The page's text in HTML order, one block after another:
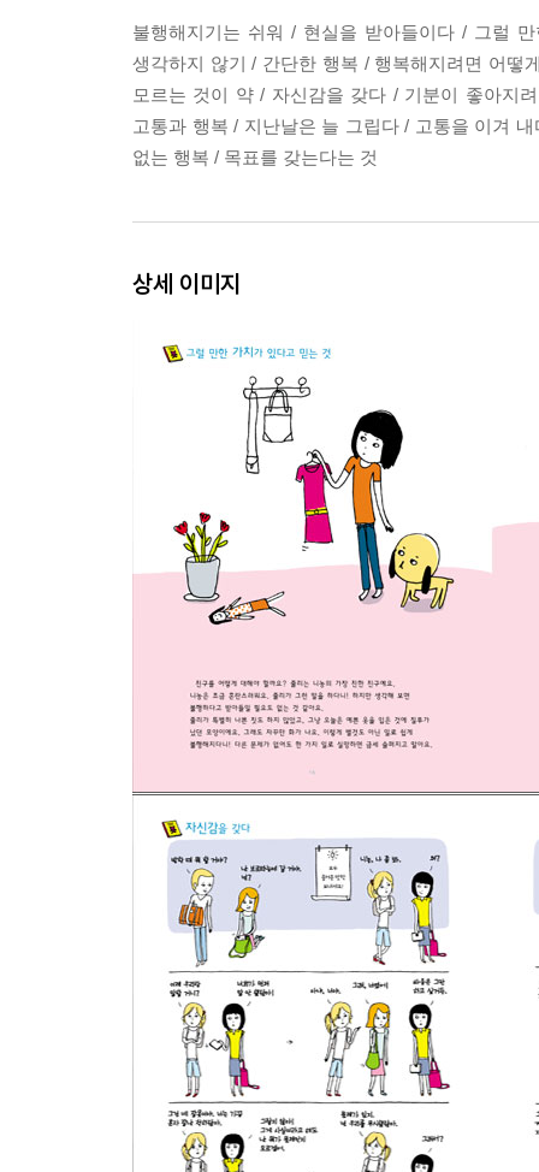
불행해지기는 쉬워 / 현실을 받아들이다 / 그럴
생각하지 않기 / 간단한 행복 / 행복해지려면 어떻
모르는 것이 약 / 자신감을 갖다 / 기분이 좋아지
고통과 행복 / 지난날은 늘 그립다 / 고통을 이겨
없는 행복 / 목표를 갖는다는 것
상세 이미지